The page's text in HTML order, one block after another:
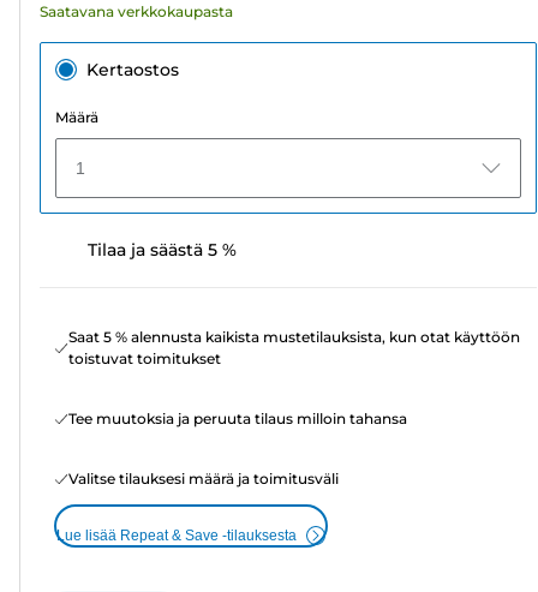
Saatavana verkkokaupasta
Kertaostos
Määrä
1
Tilaa ja säästä 5 %
Saat 5 % alennusta kaikista mustetilauksista, kun otat käyttöön
toistuvat toimitukset
Tee muutoksia ja peruuta tilaus milloin tahansa
Valitse tilauksesi määrä ja toimitusväli
Lue lisää Repeat & Save -tilauksesta